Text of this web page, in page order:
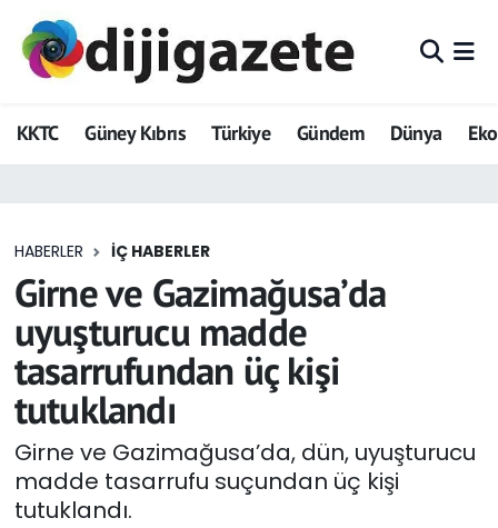
KKTC Güney Kıbrıs Türkiye Gündem Dünya
HABERLER İÇ HABERLER
Girne ve Gazimağusa’da
uyuşturucu madde
tasarrufundan üç kişi
tutuklandı
Girne ve Gazimağusa’da, dün, uyuşturucu
madde tasarrufu suçundan üç kişi
tutuklandı.
ADVERTORIAL
Dijigazete
Eğitim
Ekonomi
Foto Galeri
GEZİ
Güncel
Hava Durumu
Trafik Durumu
Tüm Manşetler
Son Dakika Haberleri
Haber Arşivi